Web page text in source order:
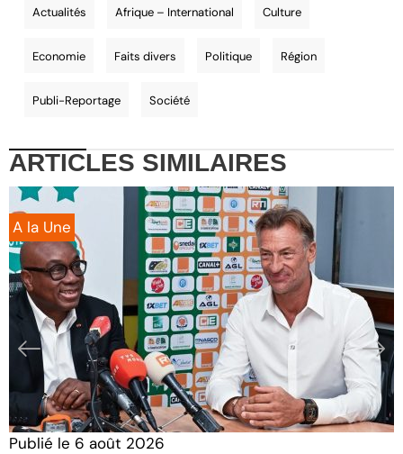
Actualités Afrique – International Culture
Economie Faits divers Politique Région
Publi-Reportage Société
ARTICLES SIMILAIRES
A la Une
Publié le 6 août 2026